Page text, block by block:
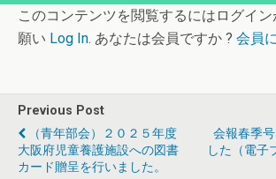
このコンテンツを閲覧するにはログイ
願い Log In. あなたは会員ですか ? 会員
Previous Post
（青年部会）２０２５年度
大阪府児童養護施設への図書
カード贈呈を行いました。
会報春季
した（電子